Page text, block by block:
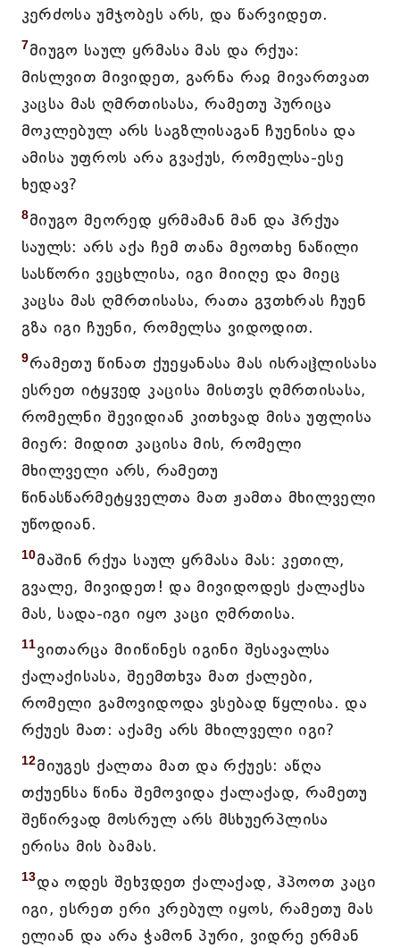
კერძოსა უმჯობეს არს, და წარვიდეთ.
7მიუგო საულ ყრმასა მას და რქუა:
მისლვით მივიდეთ, გარნა რაჲ მივართვათ
კაცსა მას ღმრთისასა, რამეთუ პურიცა
მოკლებულ არს საგზლისაგან ჩუენისა და
ამისა უფროს არა გვაქუს, რომელსა-ესე
ხედავ?
8მიუგო მეორედ ყრმამან მან და ჰრქუა
საულს: არს აქა ჩემ თანა მეოთხე ნაწილი
სასწორი ვეცხლისა, იგი მიიღე და მიეც
კაცსა მას ღმრთისასა, რათა გჳთხრას ჩუენ
გზა იგი ჩუენი, რომელსა ვიდოდით.
9რამეთუ წინათ ქუეყანასა მას ისრაჱლისასა
ესრეთ იტყჳედ კაცისა მისთჳს ღმრთისასა,
რომელნი შევიდიან კითხვად მისა უფლისა
მიერ: მიდით კაცისა მის, რომელი
მხილველი არს, რამეთუ
წინასწარმეტყველთა მათ ჟამთა მხილველი
უწოდიან.
10მაშინ რქუა საულ ყრმასა მას: კეთილ,
გვალე, მივიდეთ! და მივიდოდეს ქალაქსა
მას, სადა-იგი იყო კაცი ღმრთისა.
11ვითარცა მიიწინეს იგინი შესავალსა
ქალაქისასა, შეემთხჳა მათ ქალები,
რომელი გამოვიდოდა ვსებად წყლისა. და
რქუეს მათ: აქამე არს მხილველი იგი?
12მიუგეს ქალთა მათ და რქუეს: აწღა
თქუენსა წინა შემოვიდა ქალაქად, რამეთუ
შეწირვად მოსრულ არს მსხუერპლისა
ერისა მის ბამას.
13და ოდეს შეხჳდეთ ქალაქად, ჰპოოთ კაცი
იგი, ესრეთ ერი კრებულ იყოს, რამეთუ მას
ელიან და არა ჭამონ პური, ვიდრე ერმან